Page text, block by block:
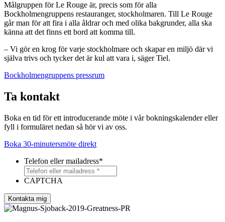
Målgruppen för Le Rouge är, precis som för alla
Bockholmengruppens restauranger, stockholmaren. Till Le Rouge
går man för att fira i alla åldrar och med olika bakgrunder, alla ska
känna att det finns ett bord att komma till.
– Vi gör en krog för varje stockholmare och skapar en miljö där vi
själva trivs och tycker det är kul att vara i, säger Tiel.
Bockholmengruppens pressrum
Ta kontakt
Boka en tid för ett introducerande möte i vår bokningskalender eller
fyll i formuläret nedan så hör vi av oss.
Boka 30-minutersmöte direkt
Telefon eller mailadress*
CAPTCHA
Kontakta mig